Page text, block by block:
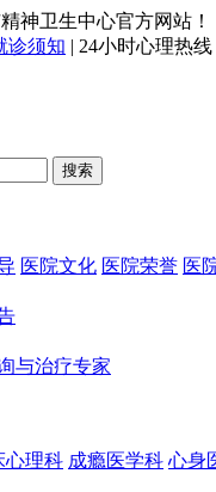
神卫生中心官方网站！
诊须知 | 24小时心理热线
搜索
医院文化 医院荣誉 医
与治疗专家
心理科 成瘾医学科 心身